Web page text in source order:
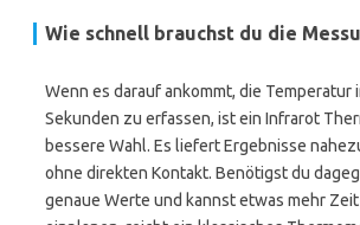
Wie schnell brauchst du die
Wenn es darauf ankommt, die Temperatur
Sekunden zu erfassen, ist ein Infrarot
bessere Wahl. Es liefert Ergebnisse
ohne direkten Kontakt. Benötigst du
genaue Werte und kannst etwas mehr